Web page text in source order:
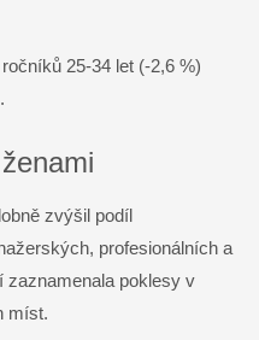
25-34 let (-2,6 %)
zvýšil podíl
profesionálních a
zaznamenala poklesy v
míst.